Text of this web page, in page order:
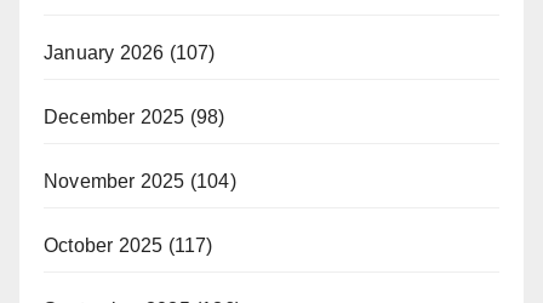
January 2026 (107)
December 2025 (98)
November 2025 (104)
October 2025 (117)